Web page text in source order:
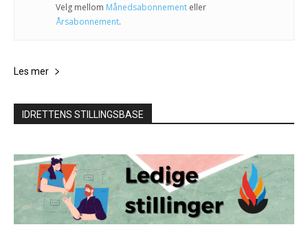
Velg mellom Månedsabonnement eller
Årsabonnement.
Les mer
IDRETTENS STILLINGSBASE